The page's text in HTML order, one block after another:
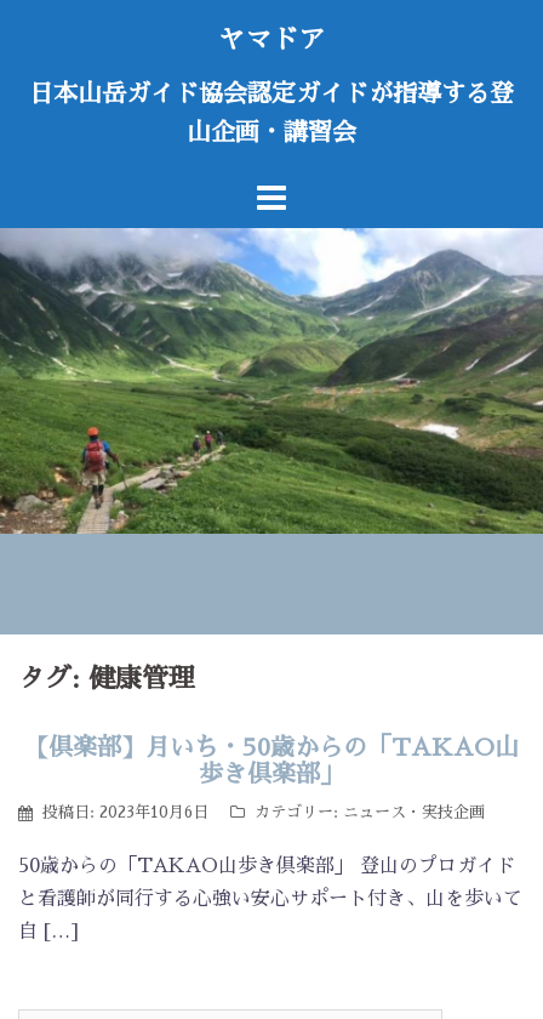
キ
ヤマドア
日本山岳ガイド協会認定ガイドが指導する登
山企画・講習会
タグ: 健康管理
【倶楽部】月いち・50歳からの「TAKAO山
歩き倶楽部」
投稿日: 2023年10月6日 カテゴリー: ニュース ・ 実技企画
50歳からの「TAKAO山歩き倶楽部」 登山のプロガイド
と看護師が同行する心強い安心サポート付き、山を歩いて
自 […]